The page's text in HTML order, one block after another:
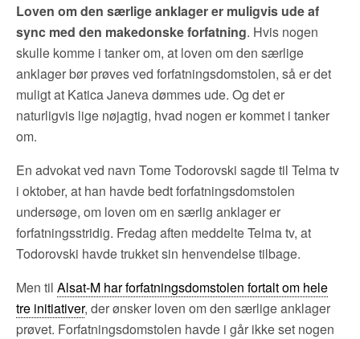
Loven om den særlige anklager er muligvis ude af
sync med den makedonske forfatning. Hvis nogen
skulle komme i tanker om, at loven om den særlige
anklager bør prøves ved forfatningsdomstolen, så er det
muligt at Katica Janeva dømmes ude. Og det er
naturligvis lige nøjagtig, hvad nogen er kommet i tanker
om.
En advokat ved navn Tome Todorovski sagde til Telma tv
i oktober, at han havde bedt forfatningsdomstolen
undersøge, om loven om en særlig anklager er
forfatningsstridig. Fredag aften meddelte Telma tv, at
Todorovski havde trukket sin henvendelse tilbage.
Men til Alsat-M har forfatningsdomstolen fortalt om hele
tre initiativer, der ønsker loven om den særlige anklager
prøvet. Forfatningsdomstolen havde i går ikke set nogen